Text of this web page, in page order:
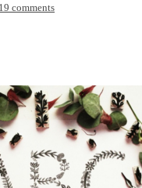
19 comments